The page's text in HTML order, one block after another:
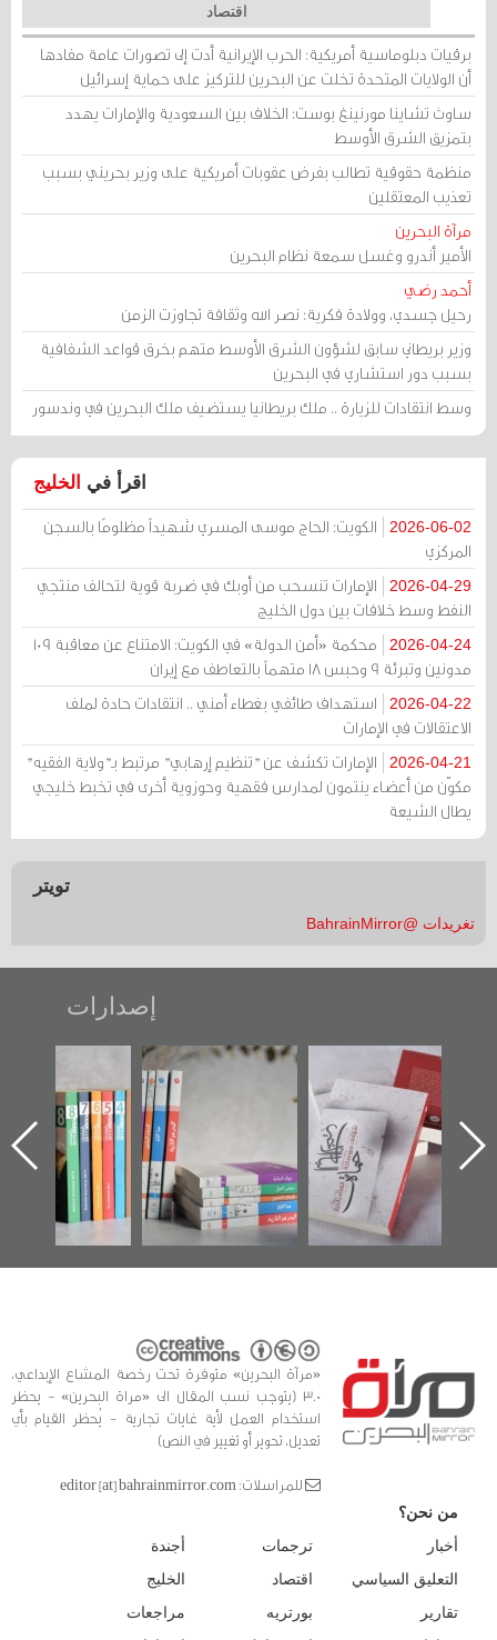
اقتصاد
برقيات دبلوماسية أمريكية: الحرب الإيرانية أدت إلى تصورات عامة مفادها
أن الولايات المتحدة تخلت عن البحرين للتركيز على حماية إسرائيل
ساوث تشاينا مورنينغ بوست: الخلاف بين السعودية والإمارات يهدد
بتمزيق الشرق الأوسط
منظمة حقوقية تطالب بفرض عقوبات أمريكية على وزير بحريني بسبب
تعذيب المعتقلين
مرآة البحرين
الأمير أندرو وغسل سمعة نظام البحرين
أحمد رضي
رحيل جسدي، وولادة فكرية: نصر الله وثقافة تجاوزت الزمن
وزير بريطاني سابق لشؤون الشرق الأوسط متهم بخرق قواعد الشفافية
بسبب دور استشاري في البحرين
وسط انتقادات للزيارة .. ملك بريطانيا يستضيف ملك البحرين في وندسور
اقرأ في الخليج
2026-06-02
الكويت: الحاج موسى المسري شهيداً مظلومًا بالسجن
المركزي
2026-04-29
الإمارات تنسحب من أوبك في ضربة قوية لتحالف منتجي
النفط وسط خلافات بين دول الخليج
2026-04-24
محكمة «أمن الدولة» في الكويت: الامتناع عن معاقبة 109
مدونين وتبرئة 9 وحبس 18 متهماً بالتعاطف مع إيران
2026-04-22
استهداف طائفي بغطاء أمني .. انتقادات حادة لملف
الاعتقالات في الإمارات
2026-04-21
الإمارات تكشف عن "تنظيم إرهابي" مرتبط بـ"ولاية الفقيه"
مكوّن من أعضاء ينتمون لمدارس فقهية وحوزوية أخرى في تخبط خليجي
يطال الشيعة
تويتر
تغريدات @BahrainMirror
إصدارات
"حماة الباب الأخير":
الإصدار الأول عن
اعتصام الدراز
وأحداث ساحة
الفداء لمركز أوال
للدراسات والتوثيق
تصنيف موضوعي
للوثائق البريطانية
يقدمه «مركز أوال»
في سلسلة من 5
كتب
تصدر حصاد
الساحات 2019
«مرآة البحرين» متوفرة تحت رخصة المشاع الإبداعي،
3.0 (يتوجب نسب المقال الى «مراة البحرين» - يحظر
استخدام العمل لأية غايات تجارية - يُحظر القيام بأي
تعديل، تحوير أو تغيير في النص)
للمراسلات: editor [at] bahrainmirror.com
من نحن؟
أخبار
التعليق السياسي
تقارير
ترجمات
اقتصاد
بورتريه
أجندة
الخليج
مراجعات